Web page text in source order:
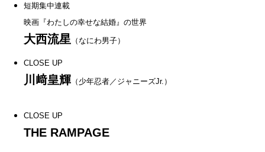
短期集中連載
映画『わたしの幸せな結婚』の世界
大西流星 （なにわ男子）
CLOSE UP
川﨑皇輝 （少年忍者／ジャニーズJr.）
CLOSE UP
THE RAMPAGE